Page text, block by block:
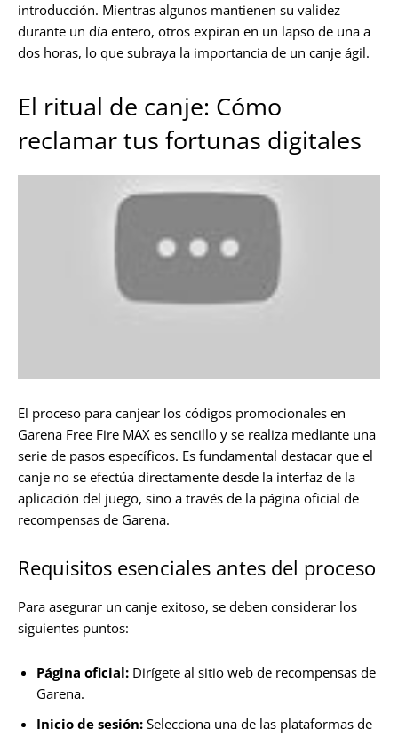
introducción. Mientras algunos mantienen su validez
durante un día entero, otros expiran en un lapso de una a
dos horas, lo que subraya la importancia de un canje ágil.
El ritual de canje: Cómo
reclamar tus fortunas digitales
El proceso para canjear los códigos promocionales en
Garena Free Fire MAX es sencillo y se realiza mediante una
serie de pasos específicos. Es fundamental destacar que el
canje no se efectúa directamente desde la interfaz de la
aplicación del juego, sino a través de la página oficial de
recompensas de Garena.
Requisitos esenciales antes del proceso
Para asegurar un canje exitoso, se deben considerar los
siguientes puntos:
Página oficial: Dirígete al sitio web de recompensas de
Garena.
Inicio de sesión: Selecciona una de las plataformas de